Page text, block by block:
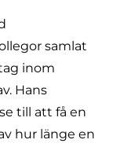
samlat
inom
Hans
till att få en
hur länge en